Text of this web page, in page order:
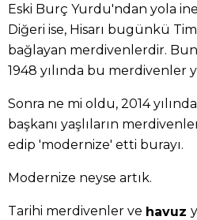
Eski Burç Yurdu'ndan yola
Diğeri ise, Hisarı bugünkü
bağlayan merdivenlerdir.
1948 yılında bu merdivenler
Sonra ne mi oldu, 2014
başkanı yaşlıların
edip 'modernize' etti burayı.
Modernize neyse artık.
Tarihi merdivenler ve havuz